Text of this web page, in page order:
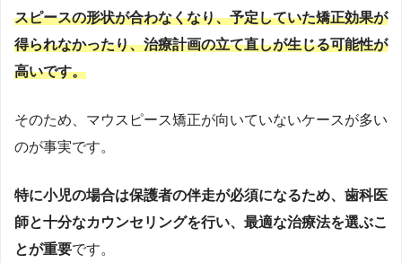
スピースの形状が合わなくなり、予定していた矯正効果が
得られなかったり、治療計画の立て直しが生じる可能性が
高いです。
そのため、マウスピース矯正が向いていないケースが多い
のが事実です。
特に小児の場合は保護者の伴走が必須になるため、歯科医
師と十分なカウンセリングを行い、最適な治療法を選ぶこ
とが重要です。